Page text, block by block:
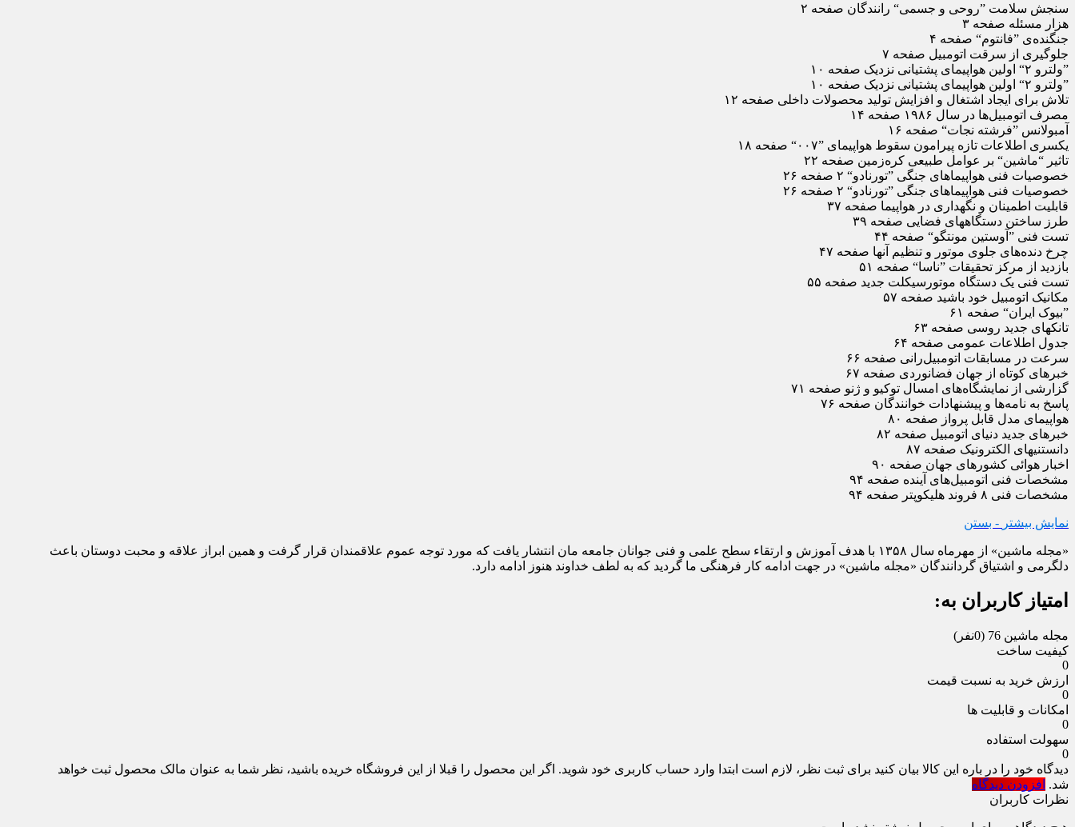
سنجش سلامت ”روحی و جسمی“ رانندگان صفحه ۲
هزار مسئله صفحه ۳
جنگنده‌ی ”فانتوم“ صفحه ۴
جلوگیری از سرقت اتومبیل صفحه ۷
”ولترو ۲“ اولین هواپیمای پشتیانی نزدیک صفحه ۱۰
”ولترو ۲“ اولین هواپیمای پشتیانی نزدیک صفحه ۱۰
تلاش برای ایجاد اشتغال و افزایش تولید محصولات داخلی صفحه ۱۲
مصرف اتومبیل‌ها در سال ۱۹۸۶ صفحه ۱۴
آمبولانس ”فرشته نجات“ صفحه ۱۶
یکسری اطلاعات تازه پیرامون سقوط هواپیمای ”۰۰۷“ صفحه ۱۸
تاثیر “ماشین“ بر عوامل طبیعی کره‌زمین صفحه ۲۲
خصوصیات فنی هواپیماهای جنگی ”تورنادو“ ۲ صفحه ۲۶
خصوصیات فنی هواپیماهای جنگی ”تورنادو“ ۲ صفحه ۲۶
قابلیت اطمینان و نگهداری در هواپیما صفحه ۳۷
طرز ساختن دستگاههای فضایی صفحه ۳۹
تست فنی ”آوستین مونتگو“ صفحه ۴۴
چرخ دنده‌های جلوی موتور و تنظیم آنها صفحه ۴۷
بازدید از مرکز تحقیقات ”ناسا“ صفحه ۵۱
تست فنی یک دستگاه موتورسیکلت جدید صفحه ۵۵
مکانیک اتومبیل خود باشید صفحه ۵۷
”بیوک ایران“ صفحه ۶۱
تانکهای جدید روسی صفحه ۶۳
جدول اطلاعات عمومی صفحه ۶۴
سرعت در مسابقات اتومبیل‌رانی صفحه ۶۶
خبرهای کوتاه از جهان فضانوردی صفحه ۶۷
گزارشی از نمایشگاه‌های امسال توکیو و ژنو صفحه ۷۱
پاسخ به نامه‌ها و پیشنهادات خوانندگان صفحه ۷۶
هواپیمای مدل قابل پرواز صفحه ۸۰
خبرهای جدید دنیای اتومبیل صفحه ۸۲
دانستنیهای الکترونیک صفحه ۸۷
اخبار هوائی کشورهای جهان صفحه ۹۰
مشخصات فنی اتومبیل‌های آینده صفحه ۹۴
مشخصات فنی ۸ فروند هلیکوپتر صفحه ۹۴
نمایش بیشتر - بستن
«مجله ماشین» از مهرماه سال ۱۳۵۸ با هدف آموزش و ارتقاء سطح علمی و فنی جوانان جامعه مان انتشار یافت که مورد توجه عموم علاقمندان قرار گرفت و همین ابراز علاقه و محبت دوستان باعث
دلگرمی و اشتیاق گردانندگان «مجله ماشین» در جهت ادامه کار فرهنگی ما گردید که به لطف خداوند هنوز ادامه دارد.
امتیاز کاربران به:
مجله ماشین 76
(0نفر)
کیفیت ساخت
0
ارزش خرید به نسبت قیمت
0
امکانات و قابلیت ها
0
سهولت استفاده
0
دیدگاه خود را در باره این کالا بیان کنید برای ثبت نظر، لازم است ابتدا وارد حساب کاربری خود شوید. اگر این محصول را قبلا از این فروشگاه خریده باشید، نظر شما به عنوان مالک محصول ثبت خواهد
شد. افزودن دیدگاه
نظرات کاربران